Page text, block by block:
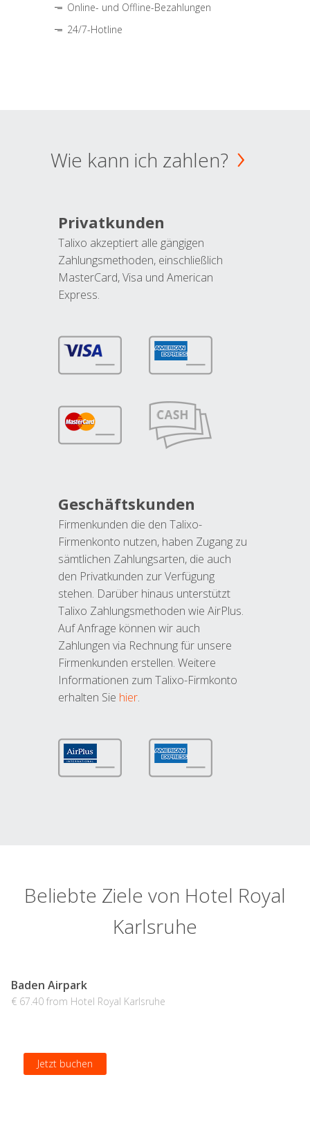
Online- und Offline-Bezahlungen
24/7-Hotline
Wie kann ich zahlen?
Privatkunden
Talixo akzeptiert alle gängigen
Zahlungsmethoden, einschließlich
MasterCard, Visa und American
Express.
Geschäftskunden
Firmenkunden die den Talixo-
Firmenkonto nutzen, haben Zugang zu
sämtlichen Zahlungsarten, die auch
den Privatkunden zur Verfügung
stehen. Darüber hinaus unterstützt
Talixo Zahlungsmethoden wie AirPlus.
Auf Anfrage können wir auch
Zahlungen via Rechnung für unsere
Firmenkunden erstellen. Weitere
Informationen zum Talixo-Firmkonto
erhalten Sie hier.
Beliebte Ziele von Hotel Royal
Karlsruhe
Baden Airpark
€ 67.40 from Hotel Royal Karlsruhe
Jetzt buchen